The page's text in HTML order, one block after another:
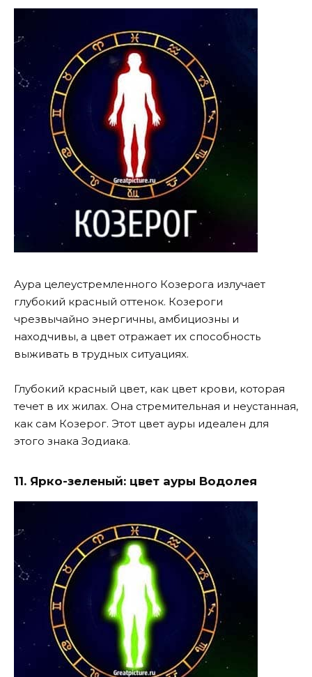
Аура целеустремленного Козерога излучает
глубокий красный оттенок. Козероги
чрезвычайно энергичны, амбициозны и
находчивы, а цвет отражает их способность
выживать в трудных ситуациях.
Глубокий красный цвет, как цвет крови, которая
течет в их жилах. Она стремительная и неустанная,
как сам Козерог. Этот цвет ауры идеален для
этого знака Зодиака.
11. Ярко-зеленый: цвет ауры Водолея